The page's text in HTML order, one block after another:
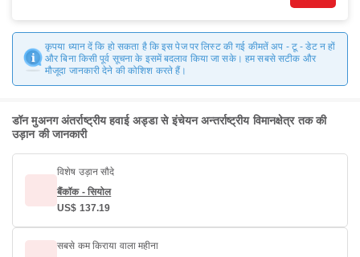
कृपया ध्यान दें कि हो सकता है कि इस पेज पर लिस्ट की गई कीमतें अप - टू - डेट न हों
और बिना किसी पूर्व सूचना के इसमें बदलाव किया जा सके। हम सबसे सटीक और
मौजूदा जानकारी देने की कोशिश करते हैं।
डॉन मुअनग अंतर्राष्ट्रीय हवाई अड्डा से इंचेयन अन्तर्राष्ट्रीय विमानक्षेत्र तक की
उड़ान की जानकारी
विशेष उड़ान सौदे
बैंकॉक - सियोल
US$ 137.19
सबसे कम किराया वाला महीना